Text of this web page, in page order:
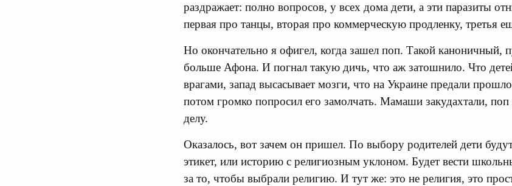
раздражает: полно вопросов, у всех дома дети, а эти паразиты
первая про танцы, вторая про коммерческую продленку, третья
Но окончательно я офигел, когда зашел поп. Такой каноничный,
больше Афона. И погнал такую дичь, что аж затошнило. Что
врагами, запад высасывает мозги, что на Украине предали
потом громко попросил его замолчать. Мамаши закудахтали,
делу.
Оказалось, вот зачем он пришел. По выбору родителей дети
этикет, или историю с религиозным уклоном. Будет вести
за то, чтобы выбрали религию. И тут же: это не религия, это